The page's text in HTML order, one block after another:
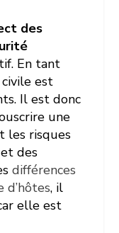
des
En tant
est
Il est donc
une
les risques
des
différences
, il
elle est